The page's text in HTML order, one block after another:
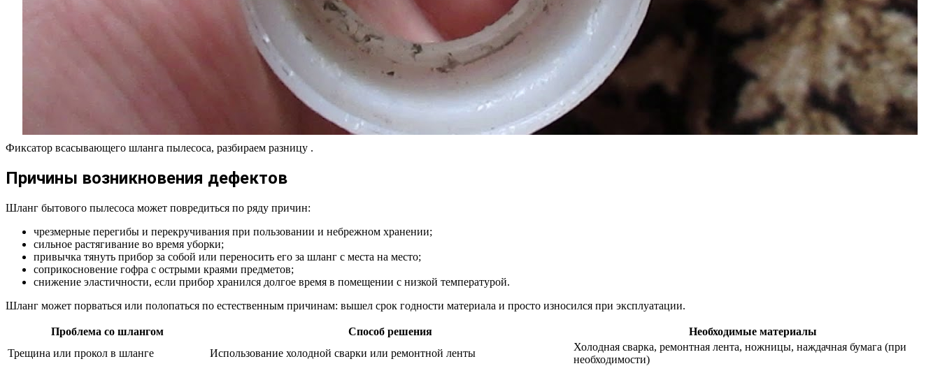
Фиксатор всасывающего шланга пылесоса, разбираем разницу .
Причины возникновения дефектов
Шланг бытового пылесоса может повредиться по ряду причин:
чрезмерные перегибы и перекручивания при пользовании и небрежном хранении;
сильное растягивание во время уборки;
привычка тянуть прибор за собой или переносить его за шланг с места на место;
соприкосновение гофра с острыми краями предметов;
снижение эластичности, если прибор хранился долгое время в помещении с низкой температурой.
Шланг может порваться или полопаться по естественным причинам: вышел срок годности материала и просто износился при эксплуатации.
Проблема со шлангом Способ решения
Необходимые материалы
Трещина или прокол в шланге
Использование холодной сварки или ремонтной ленты
Холодная сварка, ремонтная лента, ножницы, наждачная бумага (при
необходимости)